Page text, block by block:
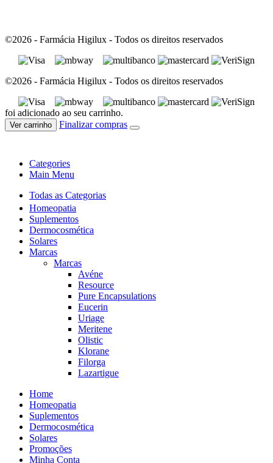
©2026 - Farmácia Higilux - Todos os direitos reservados
©2026 - Farmácia Higilux - Todos os direitos reservados
foi adicionado ao seu carrinho.
Ver carrinho Finalizar compras
Categories
Main Menu
Todas as Categorias
Homeopatia
Suplementos
Dermocosmética
Solares
Marcas
Marcas
Avéne
Resource
Pure Encapsulations
Eucerin
Uriage
Meritene
Olistic
Klorane
Filorga
Lazartigue
Home
Homeopatia
Suplementos
Dermocosmética
Solares
Promoções
Minha Conta